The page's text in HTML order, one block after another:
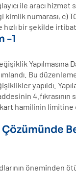
ile aracı hizmet
kimlik numarası, c)
hızlı bir şekilde
-1
Yapılmasına
Bu
yapıldı.
4.fıkrasının
hamilinin limitine
Çözümünde
öneminden